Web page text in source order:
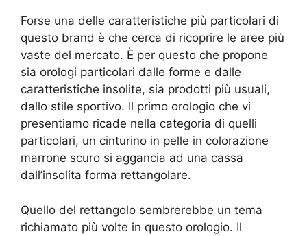
Forse una delle caratteristiche più particolari di
questo brand è che cerca di ricoprire le aree più
vaste del mercato. È per questo che propone
sia orologi particolari dalle forme e dalle
caratteristiche insolite, sia prodotti più usuali,
dallo stile sportivo. Il primo orologio che vi
presentiamo ricade nella categoria di quelli
particolari, un cinturino in pelle in colorazione
marrone scuro si aggancia ad una cassa
dall’insolita forma rettangolare.
Quello del rettangolo sembrerebbe un tema
richiamato più volte in questo orologio. Il